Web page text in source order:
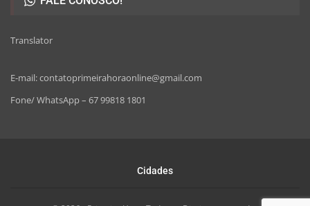
Translator
E-mail: contatoprimeirahoraonline@gmail.com
Fone/ WhatsApp – 67 99818 1801
Cidades